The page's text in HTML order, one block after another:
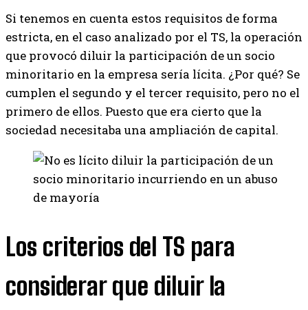
Si tenemos en cuenta estos requisitos de forma
estricta, en el caso analizado por el TS, la operación
que provocó diluir la participación de un socio
minoritario en la empresa sería lícita. ¿Por qué? Se
cumplen el segundo y el tercer requisito, pero no el
primero de ellos. Puesto que era cierto que la
sociedad necesitaba una ampliación de capital.
Los criterios del TS para
considerar que diluir la